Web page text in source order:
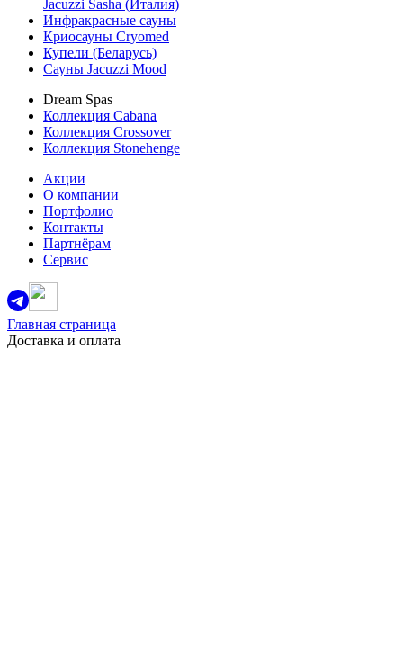
Jacuzzi Sasha (Италия)
Инфракрасные сауны
Криосауны Cryomed
Купели (Беларусь)
Сауны Jacuzzi Mood
Dream Spas
Коллекция Cabana
Коллекция Crossover
Коллекция Stonehenge
Акции
О компании
Портфолио
Контакты
Партнёрам
Сервис
Главная страница
Доставка и оплата